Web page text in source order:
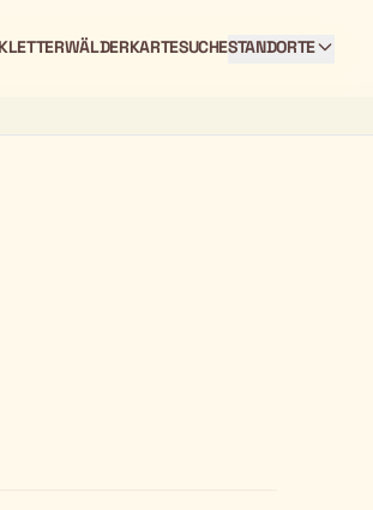
KARTESUCHESTANDORTE